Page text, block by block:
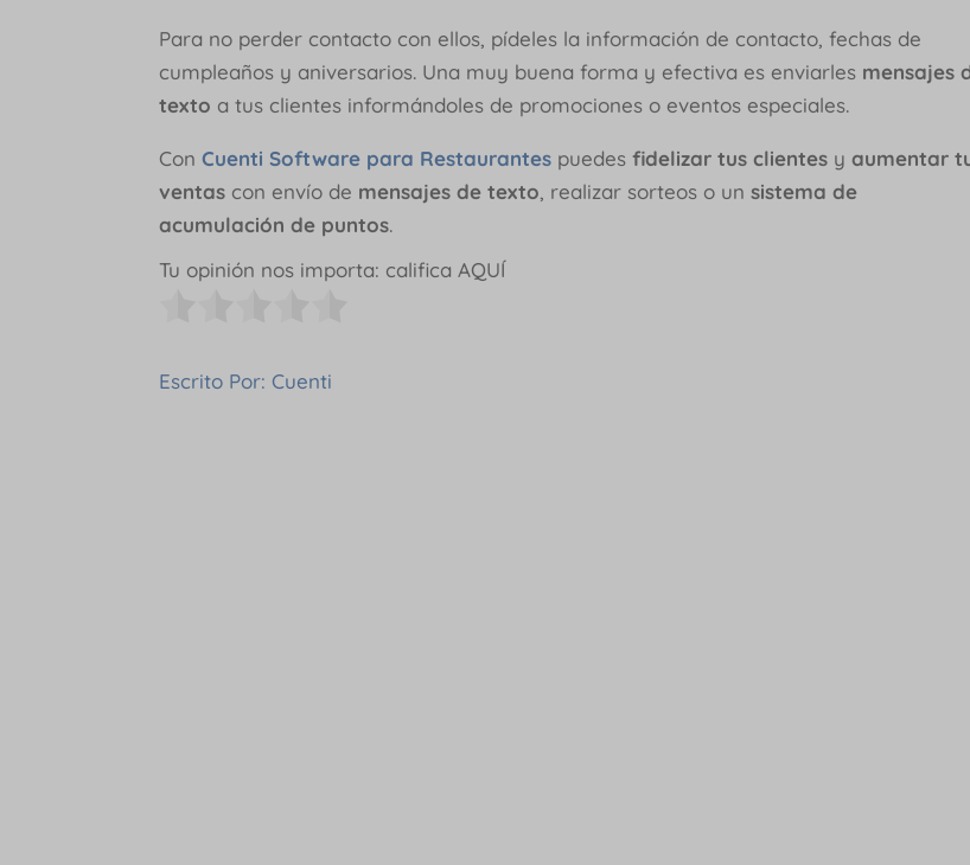
Para no perder contacto con ellos, pídeles la información de contacto, fechas de
cumpleaños y aniversarios. Una muy buena forma y efectiva es enviarles mensajes
texto a tus clientes informándoles de promociones o eventos especiales.
ConCuenti Software para Restaurantes puedesfidelizar tus clientes yaumentar
ventas con envío de mensajes de texto, realizar sorteos o unsistema de
acumulación de puntos.
Tu opinión nos importa: califica AQUÍ
Escrito Por: Cuenti